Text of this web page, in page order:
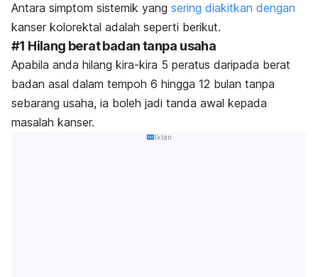
Antara simptom sistemik yang sering diakitkan dengan
kanser kolorektal adalah seperti berikut.
#1 Hilang berat badan tanpa usaha
Apabila anda hilang kira-kira 5 peratus daripada berat
badan asal dalam tempoh 6 hingga 12 bulan tanpa
sebarang usaha, ia boleh jadi tanda awal kepada
masalah kanser.
Iklan